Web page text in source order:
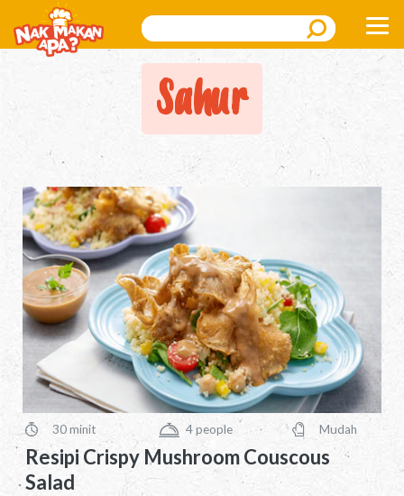
Search
Sahur
Resipi Crispy Mushroom Couscous
Salad
PreparationTime
30 minit Servings
4people Difficulty
Mudah